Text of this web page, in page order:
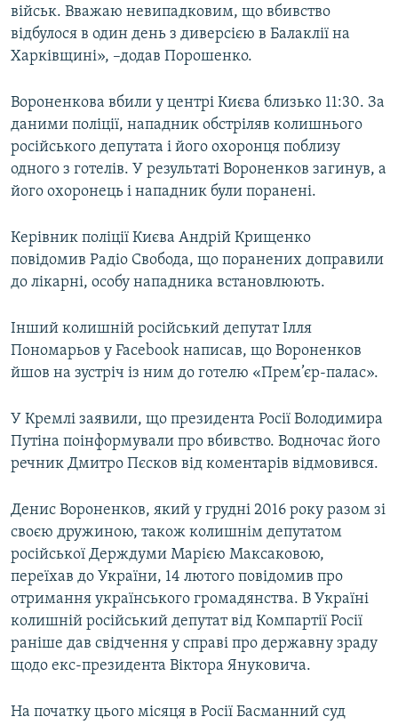
військ. Вважаю невипадковим, що вбивство
відбулося в один день з диверсією в Балаклії на
Харківщині», –додав Порошенко.
Вороненкова вбили у центрі Києва близько 11:30. За
даними поліції, нападник обстріляв колишнього
російського депутата і його охоронця поблизу
одного з готелів. У результаті Вороненков загинув, а
його охоронець і нападник були поранені.
Керівник поліції Києва Андрій Крищенко
повідомив Радіо Свобода, що поранених доправили
до лікарні, особу нападника встановлюють.
Інший колишній російський депутат Ілля
Пономарьов у Facebook написав, що Вороненков
йшов на зустріч із ним до готелю «Прем’єр-палас».
У Кремлі заявили, що президента Росії Володимира
Путіна поінформували про вбивство. Водночас його
речник Дмитро Пєсков від коментарів відмовився.
Денис Вороненков, який у грудні 2016 року разом зі
своєю дружиною, також колишнім депутатом
російської Держдуми Марією Максаковою,
переїхав до України, 14 лютого повідомив про
отримання українського громадянства. В Україні
колишній російський депутат від Компартії Росії
раніше дав свідчення у справі про державну зраду
щодо екс-президента Віктора Януковича.
На початку цього місяця в Росії Басманний суд